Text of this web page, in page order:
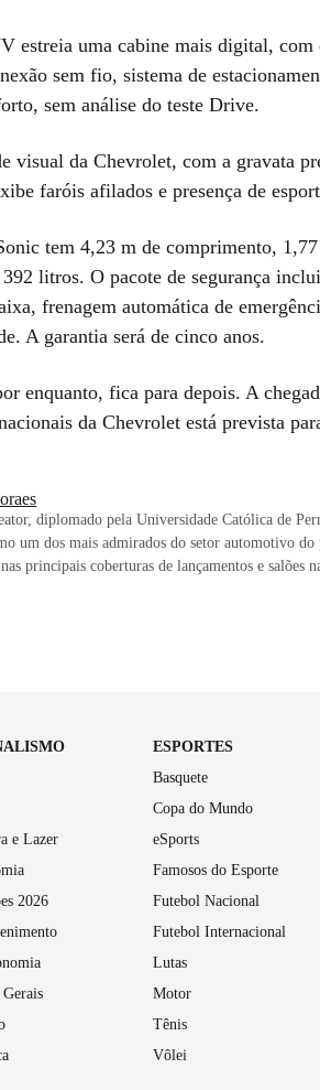
estreia uma cabine mais digital,
sem fio, sistema de
sem análise do teste Drive.
visual da Chevrolet, com a gravata
faróis afilados e presença de
tem 4,23 m de comprimento,
litros. O pacote de segurança
frenagem automática de
A garantia será de cinco anos.
enquanto, fica para depois. A
da Chevrolet está prevista
diplomado pela Universidade Católica de
um dos mais admirados do setor automotivo do
principais coberturas de lançamentos e salões
e Lazer
2026
ESPORTES
Basquete
Copa do Mundo
eSports
Famosos do Esporte
Futebol Nacional
Futebol Internacional
Lutas
Motor
Tênis
Vôlei